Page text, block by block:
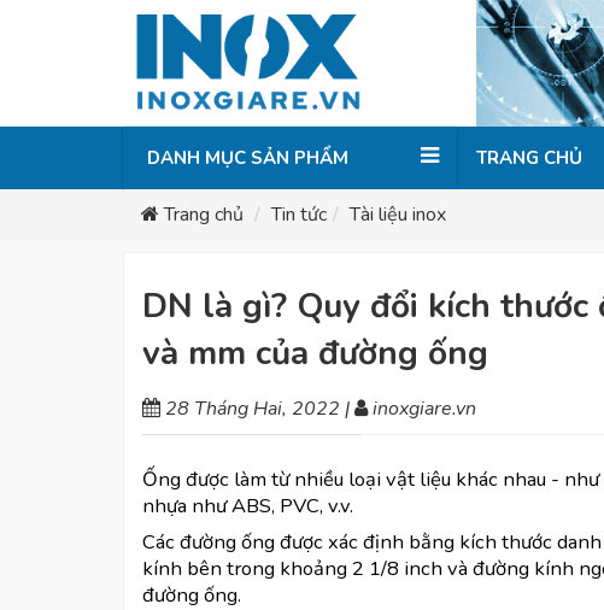
DANH MỤC SẢN PHẨM TRANG CHỦ
Trang chủ Tin tức Tài liệu inox
DN là gì? Quy đổi kích
và mm của đường ống
28 Tháng Hai, 2022 | inoxgiare.vn
Ống được làm từ nhiều loại vật liệu khác nhau -
nhựa như ABS, PVC, v.v.
Các đường ống được xác định bằng kích thước
kính bên trong khoảng 2 1/8 inch và đường kính
đường ống.